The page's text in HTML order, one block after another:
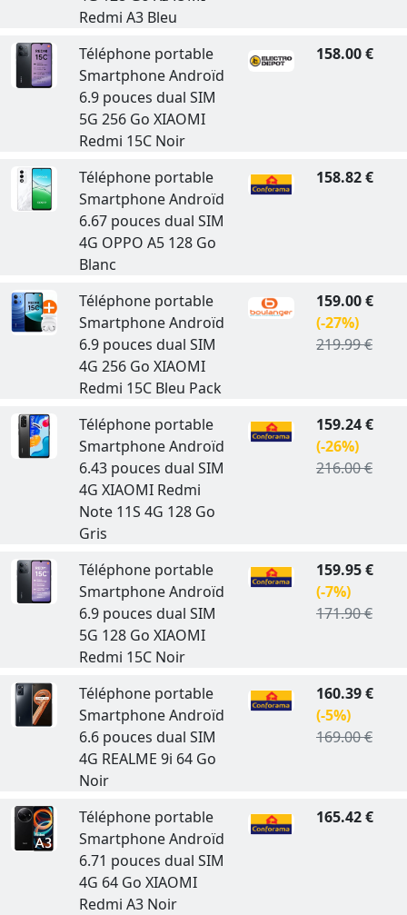
Redmi A3 Bleu
Téléphone portable
Smartphone Androïd
6.9 pouces dual SIM
5G 256 Go XIAOMI
Redmi 15C Noir
158.00 €
Téléphone portable
Smartphone Androïd
6.67 pouces dual SIM
4G OPPO A5 128 Go
Blanc
158.82 €
Téléphone portable
Smartphone Androïd
6.9 pouces dual SIM
4G 256 Go XIAOMI
Redmi 15C Bleu Pack
159.00 €
(-27%)
219.99 €
Téléphone portable
Smartphone Androïd
6.43 pouces dual SIM
4G XIAOMI Redmi
Note 11S 4G 128 Go
Gris
159.24 €
(-26%)
216.00 €
Téléphone portable
Smartphone Androïd
6.9 pouces dual SIM
5G 128 Go XIAOMI
Redmi 15C Noir
159.95 €
(-7%)
171.90 €
Téléphone portable
Smartphone Androïd
6.6 pouces dual SIM
4G REALME 9i 64 Go
Noir
160.39 €
(-5%)
169.00 €
Téléphone portable
Smartphone Androïd
6.71 pouces dual SIM
4G 64 Go XIAOMI
Redmi A3 Noir
165.42 €